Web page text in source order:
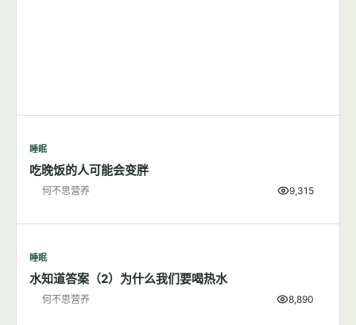
睡眠
吃晚饭的人可能会变胖
何不思营养 9,315
睡眠
水知道答案（2）为什么我们要喝热水
何不思营养 8,890